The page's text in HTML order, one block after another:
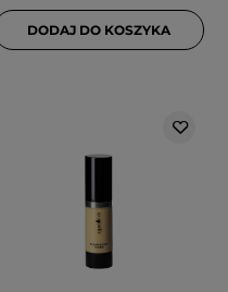
DODAJ DO KOSZYKA